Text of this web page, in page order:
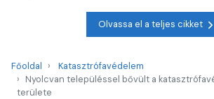
Olvassa el a teljes cikket
Főoldal
Katasztrófavédelem
Nyolcvan településsel bővült a
területe